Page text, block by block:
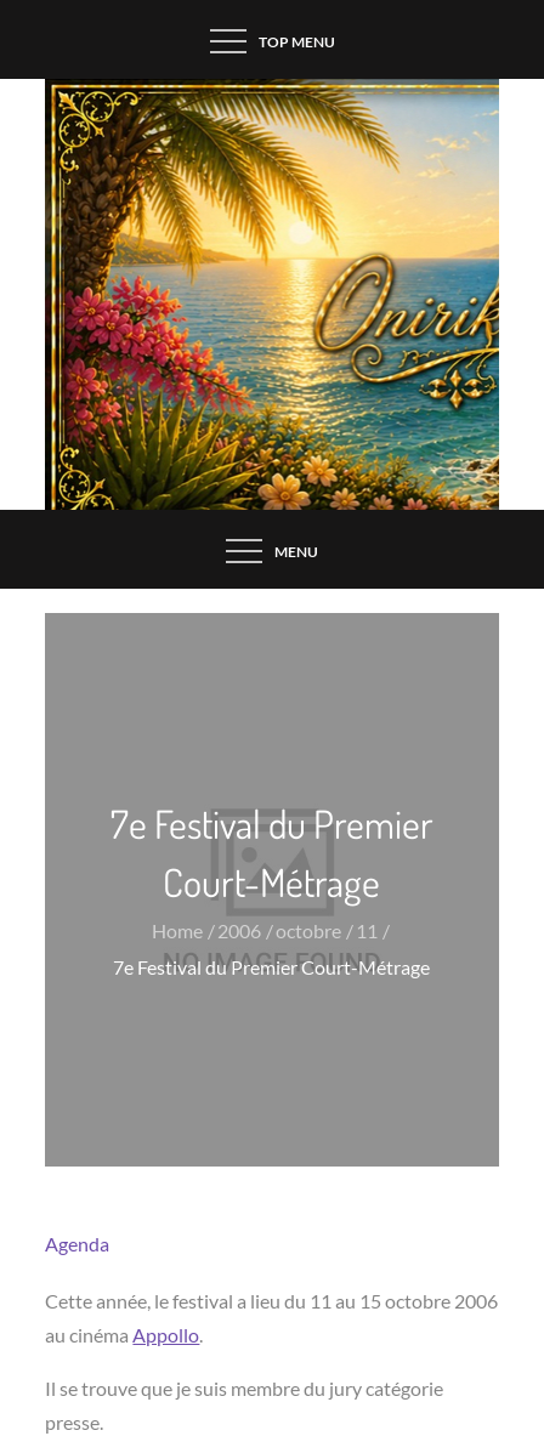
content
TOP MENU
MENU
7e Festival du Premier
Court-Métrage
Home 2006 octobre
11
7e Festival du Premier Court-Métrage
Agenda
Cette année, le festival a lieu du 11 au 15 octobre 2006
au cinémaAppollo.
Il se trouve que je suis membre du jury catégorie
presse.